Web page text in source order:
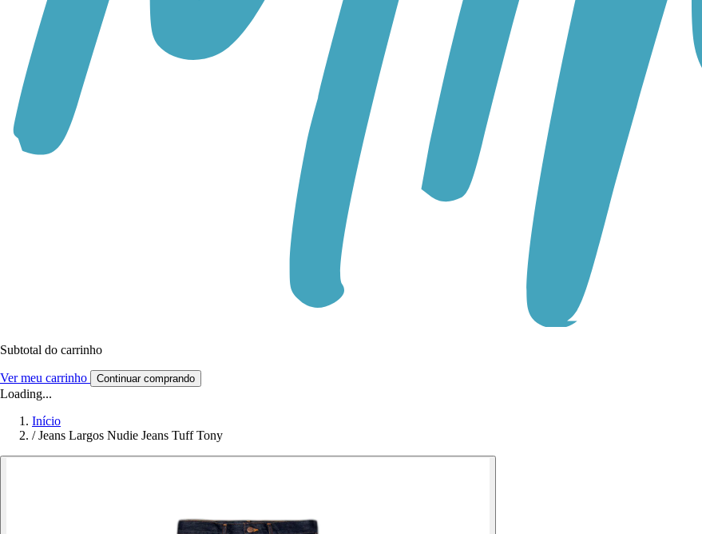
Subtotal do carrinho
Ver meu carrinho Continuar comprando
Loading...
Início
/ Jeans Largos Nudie Jeans Tuff Tony